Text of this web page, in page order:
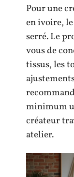
Pour une
en ivoire,
serré. Le
vous de
tissus, les
minimum
créateur
atelier.